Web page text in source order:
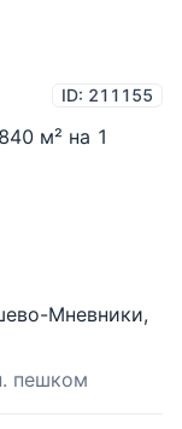
ID: 211155
м² на 1
Мневники,
пешком